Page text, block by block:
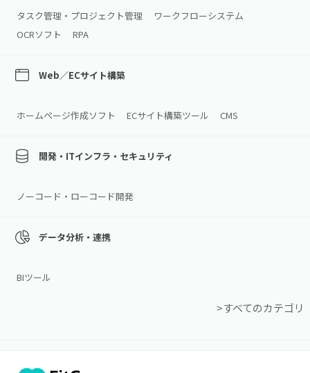
タスク管理・プロジェクト管理
ワークフローシステム
OCRソフト
RPA
Web／ECサイト構築
ホームページ作成ソフト ECサイト構築ツール CMS
開発・ITインフラ・セキュリティ
ノーコード・ローコード開発
データ分析・連携
BIツール
>すべてのカテゴリ